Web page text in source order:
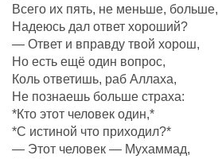
Всего их пять, не меньше, больше,
Надеюсь дал ответ хороший?
— Ответ и вправду твой хорош,
Но есть ещё один вопрос,
Коль ответишь, раб Аллаха,
Не познаешь больше страха:
*Кто этот человек один,*
*С истиной что приходил?*
— Этот человек — Мухаммад,